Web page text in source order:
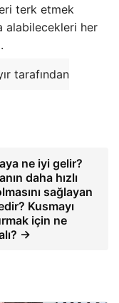
terk etmek
alabilecekleri her
tarafından
ne iyi gelir?
daha hızlı
sağlayan
Kusmayı
için ne
→